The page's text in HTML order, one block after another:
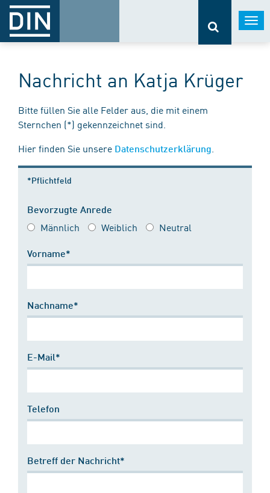
Nachricht an Katja Krüger
Bitte füllen Sie alle Felder aus, die mit einem
Sternchen (*) gekennzeichnet sind.
Hier finden Sie unsere Datenschutzerklärung
*Pflichtfeld
Bevorzugte Anrede
Männlich Weiblich Neutral
Vorname*
Nachname*
E-Mail*
Telefon
Betreff der Nachricht*